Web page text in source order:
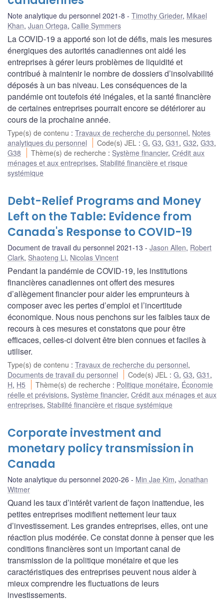
Note analytique du personnel 2021-8 Timothy Grieder, Mikael
Khan, Juan Ortega, Callie Symmers
La COVID-19 a apporté son lot de défis, mais les mesures
énergiques des autorités canadiennes ont aidé les
entreprises à gérer leurs problèmes de liquidité et
contribué à maintenir le nombre de dossiers d’insolvabilité
déposés à un bas niveau. Les conséquences de la
pandémie ont toutefois été inégales, et la santé financière
de certaines entreprises pourrait encore se détériorer au
cours de la prochaine année.
Type(s) de contenu : Travaux de recherche du personnel, Notes
analytiques du personnel
Code(s) JEL :G,G3,G31 ,G32,G33,
G38
Thème(s) de recherche : Système financier,Crédit aux
ménages et aux entreprises, Stabilité financière et risque
systémique
Debt-Relief Programs and Money
Left on the Table: Evidence from
Canada's Response to COVID-19
Document de travail du personnel 2021-13 Jason Allen, Robert
Clark, Shaoteng Li, Nicolas Vincent
Pendant la pandémie de COVID-19, les institutions
financières canadiennes ont offert des mesures
d’allègement financier pour aider les emprunteurs à
composer avec les pertes d’emploi et l’incertitude
économique. Nous nous penchons sur les faibles taux de
recours à ces mesures et constatons que pour être
efficaces, celles-ci doivent être bien connues et faciles à
utiliser.
Type(s) de contenu : Travaux de recherche du personnel,
Documents de travail du personnel
Code(s) JEL :G,G3,G31 ,
H, H5 Thème(s) de recherche : Politique monétaire, Économie
réelle et prévisions, Système financier, Crédit aux ménages et aux
entreprises, Stabilité financière et risque systémique
Corporate investment and
monetary policy transmission in
Canada
Note analytique du personnel 2020-26 Min Jae Kim, Jonathan
Witmer
Quand les taux d’intérêt varient de façon inattendue, les
petites entreprises modifient nettement leur taux
d’investissement. Les grandes entreprises, elles, ont une
réaction plus modérée. Ce constat donne à penser que les
conditions financières sont un important canal de
transmission de la politique monétaire et que les
caractéristiques des entreprises peuvent nous aider à
mieux comprendre les fluctuations de leurs
investissements.